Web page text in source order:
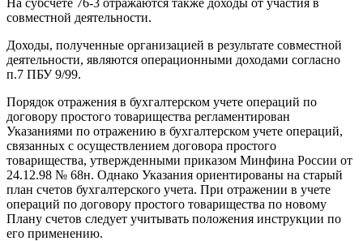
совместной деятельности.
Доходы, полученные организацией в результате совместной
деятельности, являются операционными доходами согласно
п.7 ПБУ 9/99.
Порядок отражения в бухгалтерском учете операций по
договору простого товарищества регламентирован
Указаниями по отражению в бухгалтерском учете операций,
связанных с осуществлением договора простого
товарищества, утвержденными приказом Минфина России от
24.12.98 № 68н. Однако Указания ориентированы на старый
план счетов бухгалтерского учета. При отражении в учете
операций по договору простого товарищества по новому
Плану счетов следует учитывать положения инструкции по
его применению.